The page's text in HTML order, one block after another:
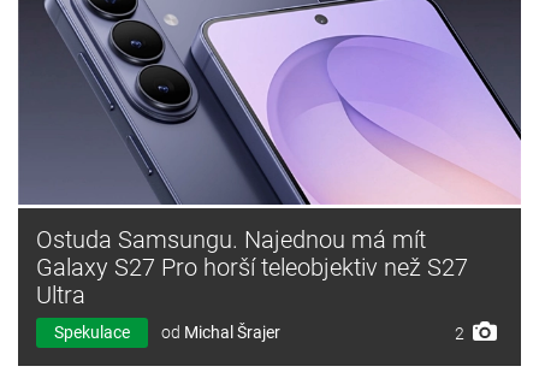
Ostuda Samsungu. Najednou má mít
Galaxy S27 Pro horší teleobjektiv než S27
Ultra
Spekulace od Michal Šrajer 2